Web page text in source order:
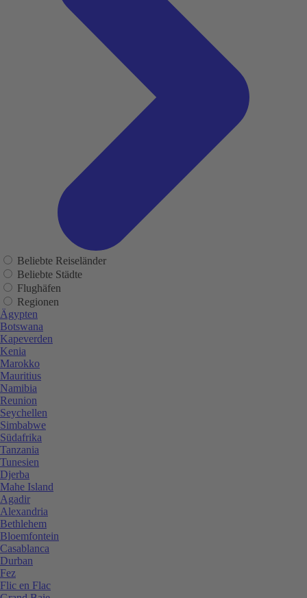
Beliebte Reiseländer
Beliebte Städte
Flughäfen
Regionen
Ägypten
Botswana
Kapeverden
Kenia
Marokko
Mauritius
Namibia
Reunion
Seychellen
Simbabwe
Südafrika
Tanzania
Tunesien
Djerba
Mahe Island
Agadir
Alexandria
Bethlehem
Bloemfontein
Casablanca
Durban
Fez
Flic en Flac